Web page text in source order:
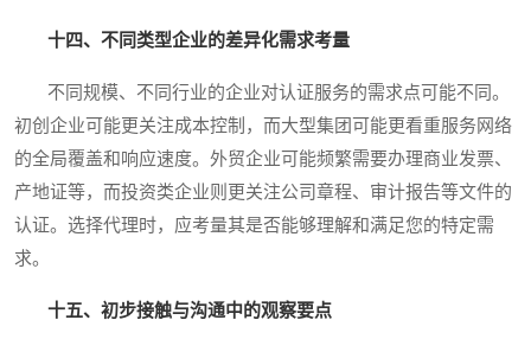
十四、不同类型企业的差异化需求考量
不同规模、不同行业的企业对认证服务的需求点可能不同。
初创企业可能更关注成本控制，而大型集团可能更看重服务网络
的全局覆盖和响应速度。外贸企业可能频繁需要办理商业发票、
产地证等，而投资类企业则更关注公司章程、审计报告等文件的
认证。选择代理时，应考量其是否能够理解和满足您的特定需
求。
十五、初步接触与沟通中的观察要点